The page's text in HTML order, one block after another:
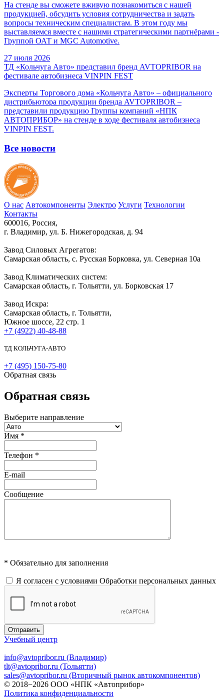
На стенде вы сможете вживую познакомиться с нашей
продукцией, обсудить условия сотрудничества и задать
вопросы техническим специалистам. В этом году мы
выставляемся вместе с нашими стратегическими партнёрами -
Группой ОАТ и MGC Automotive.
27 июля 2026
ТД «Кольчуга Авто» представил бренд AVTOPRIBOR на
фестивале автобизнеса VINPIN FEST
Эксперты Торгового дома «Кольчуга Авто» – официального
дистрибьютора продукции бренда AVTOPRIBOR –
представили продукцию Группы компаний «НПК
АВТОПРИБОР» на стенде в ходе фестиваля автобизнеса
VINPIN FEST.
Все новости
О нас Автокомпоненты Электро Услуги Технологии
Контакты
600016, Россия,
г. Владимир, ул. Б. Нижегородская, д. 94
Завод Силовых Агрегатов:
Самарская область, с. Русская Борковка, ул. Северная 10а
Завод Климатических систем:
Самарская область, г. Тольятти, ул. Борковская 17
Завод Искра:
Самарская область, г. Тольятти,
Южное шоссе, 22 стр. 1
+7 (4922) 40-48-88
ТД КОЛЬЧУГА-АВТО
+7 (495) 150-75-80
Обратная связь
Обратная связь
Выберите направление
Имя *
Телефон *
E-mail
Сообщение
* Обязательно для заполнения
Я согласен с условиями Обработки персональных данных
Отправить
Учебный центр
info@avtopribor.ru (Владимир)
tlt@avtopribor.ru (Тольятти)
sales@avtopribor.ru (Вторичный рынок автокомпонентов)
© 2018−2026 ООО «НПК «Автоприбор»
Политика конфиденциальности